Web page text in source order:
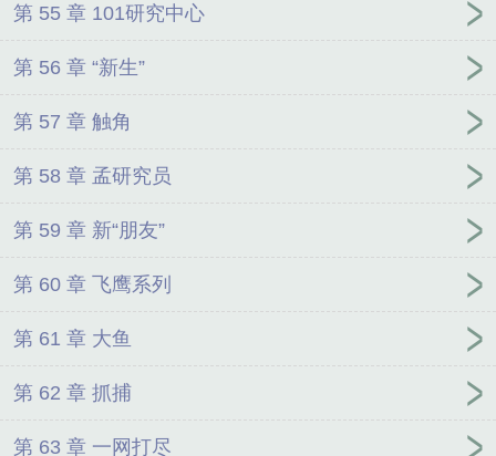
第 55 章 101研究中心
第 56 章 “新生”
第 57 章 触角
第 58 章 孟研究员
第 59 章 新“朋友”
第 60 章 飞鹰系列
第 61 章 大鱼
第 62 章 抓捕
第 63 章 一网打尽